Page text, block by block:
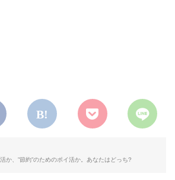
か、”節約”のためのポイ活か。あなたはどっち?